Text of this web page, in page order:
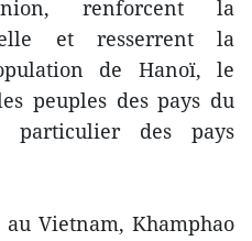
renforcent la
et resserrent la
de Hanoï, le
peuples des pays du
des pays
au Vietnam, Khamphao